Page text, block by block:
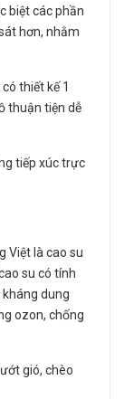
biệt các phần
hơn, nhằm
thiết kế 1
thuận tiện dễ
tiếp xúc trực
Việt là cao su
su có tính
dung
ozon, chống
gió, chèo